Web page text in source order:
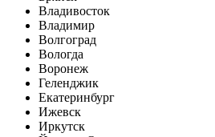
Владивосток
Владимир
Волгоград
Вологда
Воронеж
Геленджик
Екатеринбург
Ижевск
Иркутск